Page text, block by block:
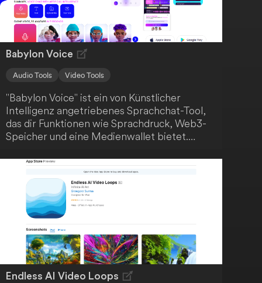
Babylon Voice
Audio Tools Video Tools
"Babylon Voice" ist ein von Künstlicher
Intelligenz angetriebenes Sprachchat-Tool,
das dir Funktionen wie Sprachdruck, Web3-
Speicher und eine Medienwallet bietet.
Texte, hochgeladene Dateien und Videos von
verschiedenen Plattformen zu diskutieren. So
erweiterst du die Interaktionsmöglichkeiten
zwischen dir und Künstlicher Intelligenz.
Endless AI Video Loops